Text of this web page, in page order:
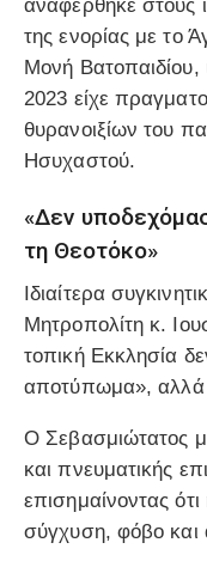
αναφέρθηκε στους
της ενορίας με το
Μονή
2023 είχε
θυρανοιξίων του
Ησυχαστού.
«Δεν
τη Θεοτόκο»
Ιδιαίτερα
Μητροπολίτη κ.
τοπική Εκκλησία
αποτύπωμα», αλλά
Ο Σεβασμιώτατος
και πνευματικής
επισημαίνοντας
σύγχυση, φόβο